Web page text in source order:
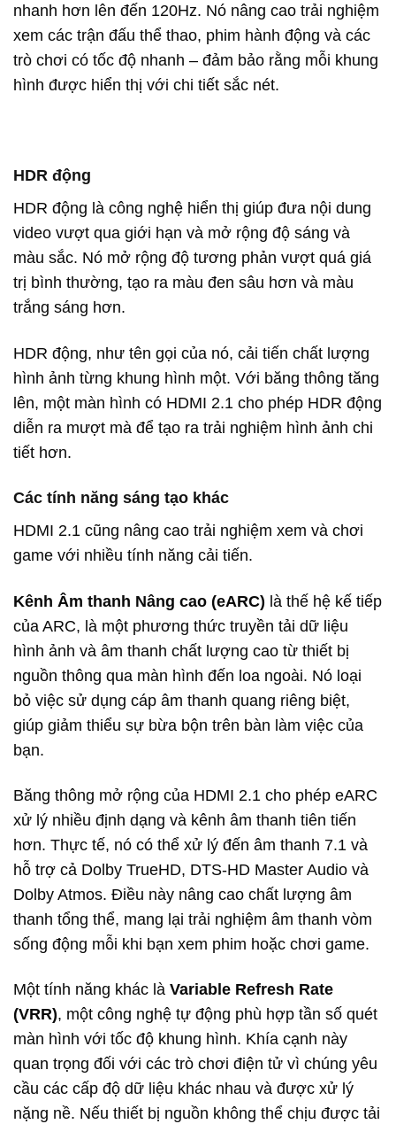
nhanh hơn lên đến 120Hz. Nó nâng cao trải nghiệm
xem các trận đấu thể thao, phim hành động và các
trò chơi có tốc độ nhanh – đảm bảo rằng mỗi khung
hình được hiển thị với chi tiết sắc nét.
HDR động
HDR động là công nghệ hiển thị giúp đưa nội dung
video vượt qua giới hạn và mở rộng độ sáng và
màu sắc. Nó mở rộng độ tương phản vượt quá giá
trị bình thường, tạo ra màu đen sâu hơn và màu
trắng sáng hơn.
HDR động, như tên gọi của nó, cải tiến chất lượng
hình ảnh từng khung hình một. Với băng thông tăng
lên, một màn hình có HDMI 2.1 cho phép HDR động
diễn ra mượt mà để tạo ra trải nghiệm hình ảnh chi
tiết hơn.
Các tính năng sáng tạo khác
HDMI 2.1 cũng nâng cao trải nghiệm xem và chơi
game với nhiều tính năng cải tiến.
Kênh Âm thanh Nâng cao (eARC) là thế hệ kế tiếp
của ARC, là một phương thức truyền tải dữ liệu
hình ảnh và âm thanh chất lượng cao từ thiết bị
nguồn thông qua màn hình đến loa ngoài. Nó loại
bỏ việc sử dụng cáp âm thanh quang riêng biệt,
giúp giảm thiểu sự bừa bộn trên bàn làm việc của
bạn.
Băng thông mở rộng của HDMI 2.1 cho phép eARC
xử lý nhiều định dạng và kênh âm thanh tiên tiến
hơn. Thực tế, nó có thể xử lý đến âm thanh 7.1 và
hỗ trợ cả Dolby TrueHD, DTS-HD Master Audio và
Dolby Atmos. Điều này nâng cao chất lượng âm
thanh tổng thể, mang lại trải nghiệm âm thanh vòm
sống động mỗi khi bạn xem phim hoặc chơi game.
Một tính năng khác là Variable Refresh Rate
(VRR), một công nghệ tự động phù hợp tần số quét
màn hình với tốc độ khung hình. Khía cạnh này
quan trọng đối với các trò chơi điện tử vì chúng yêu
cầu các cấp độ dữ liệu khác nhau và được xử lý
nặng nề. Nếu thiết bị nguồn không thể chịu được tải